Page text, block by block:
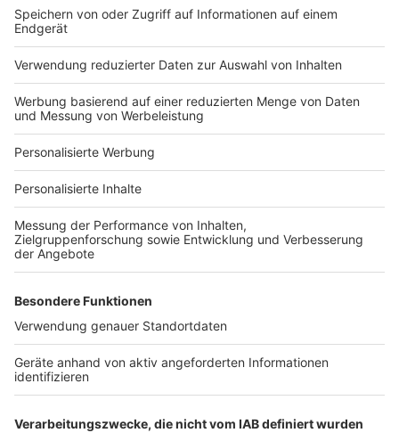
Bauprojekt-Quiz
Häuser-Suche
Hausanbieter-Suche
Bauprojekt-Profil
Für Unternehmen
Ihre Baufirma auf bauen.de
Kostenloses Infogespräch